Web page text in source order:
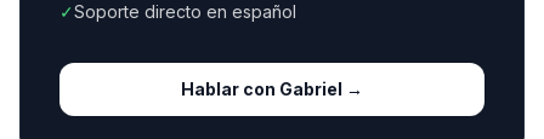
✓Soporte directo en español
Hablar con Gabriel →